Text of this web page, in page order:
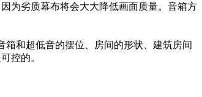
为劣质幕布将会大大降低画面质量。音箱方
和超低音的摆位、房间的形状、建筑房间
控的。